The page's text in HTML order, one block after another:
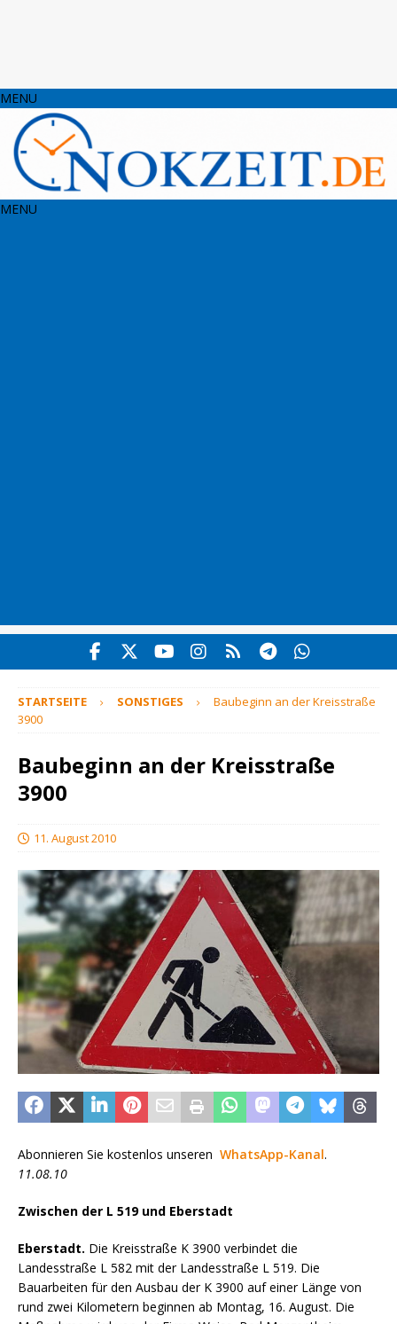
MENU
MENU
STARTSEITE SONSTIGES
Baubeginn an der Kreisstraße
3900
Baubeginn an der Kreisstraße
3900
11. August 2010
Abonnieren Sie kostenlos unseren WhatsApp-Kanal.
11.08.10
Zwischen der L 519 und Eberstadt
Eberstadt. Die Kreisstraße K 3900 verbindet die
Landesstraße L 582 mit der Landesstraße L 519. Die
Bauarbeiten für den Ausbau der K 3900 auf einer Länge von
rund zwei Kilometern beginnen ab Montag, 16. August. Die